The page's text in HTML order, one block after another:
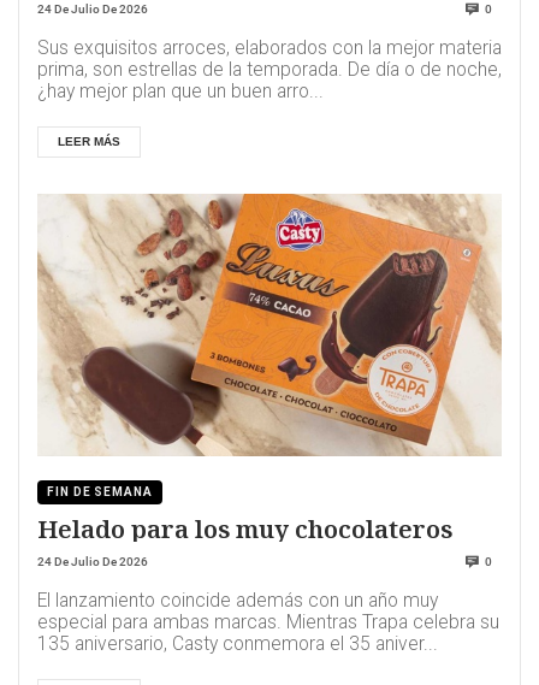
24 De Julio De 2026 0
Sus exquisitos arroces, elaborados con la mejor materia
prima, son estrellas de la temporada. De día o de noche,
¿hay mejor plan que un buen arro...
LEER MÁS
FIN DE SEMANA
Helado para los muy chocolateros
24 De Julio De 2026 0
El lanzamiento coincide además con un año muy
especial para ambas marcas. Mientras Trapa celebra su
135 aniversario, Casty conmemora el 35 aniver...